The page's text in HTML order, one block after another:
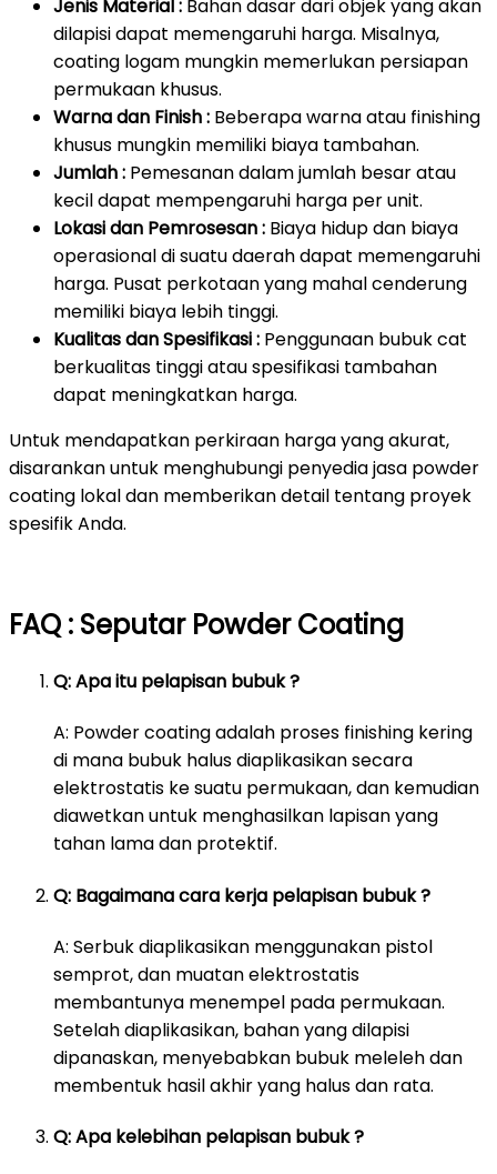
Jenis Material : Bahan dasar dari objek yang akan
dilapisi dapat memengaruhi harga. Misalnya,
coating logam mungkin memerlukan persiapan
permukaan khusus.
Warna dan Finish : Beberapa warna atau finishing
khusus mungkin memiliki biaya tambahan.
Jumlah : Pemesanan dalam jumlah besar atau
kecil dapat mempengaruhi harga per unit.
Lokasi dan Pemrosesan : Biaya hidup dan biaya
operasional di suatu daerah dapat memengaruhi
harga. Pusat perkotaan yang mahal cenderung
memiliki biaya lebih tinggi.
Kualitas dan Spesifikasi : Penggunaan bubuk cat
berkualitas tinggi atau spesifikasi tambahan
dapat meningkatkan harga.
Untuk mendapatkan perkiraan harga yang akurat,
disarankan untuk menghubungi penyedia jasa powder
coating lokal dan memberikan detail tentang proyek
spesifik Anda.
FAQ : Seputar Powder Coating
Q: Apa itu pelapisan bubuk ?
A: Powder coating adalah proses finishing kering
di mana bubuk halus diaplikasikan secara
elektrostatis ke suatu permukaan, dan kemudian
diawetkan untuk menghasilkan lapisan yang
tahan lama dan protektif.
Q: Bagaimana cara kerja pelapisan bubuk ?
A: Serbuk diaplikasikan menggunakan pistol
semprot, dan muatan elektrostatis
membantunya menempel pada permukaan.
Setelah diaplikasikan, bahan yang dilapisi
dipanaskan, menyebabkan bubuk meleleh dan
membentuk hasil akhir yang halus dan rata.
Q: Apa kelebihan pelapisan bubuk ?